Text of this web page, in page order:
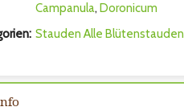
Campanula, Doronicum
Stauden Alle Blütenstauden